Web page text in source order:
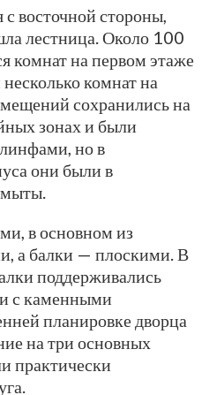
восточной стороны,
лестница. Около 100
комнат на первом этаже
комнат на
сохранились на
зонах и были
но в
они были в
в основном из
а балки — плоскими. В
поддерживались
с каменными
планировке дворца
на три основных
практически